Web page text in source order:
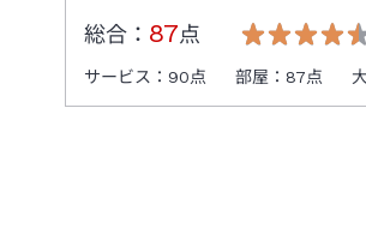
総合： 87点
サービス： 90点 部屋： 87点